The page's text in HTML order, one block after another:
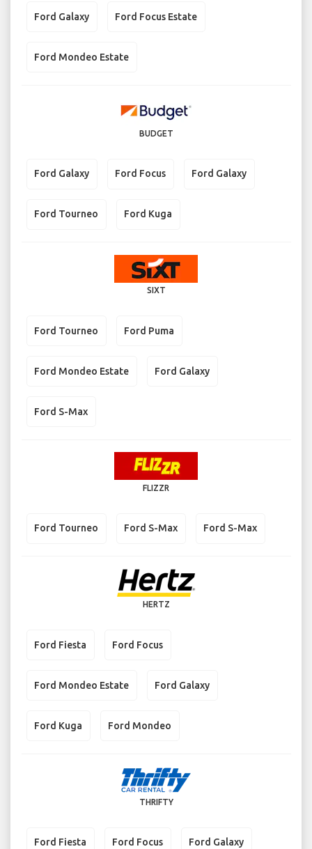
Ford Galaxy Ford Focus Estate
Ford Mondeo Estate
BUDGET
Ford Galaxy Ford Focus Ford Galaxy
Ford Tourneo Ford Kuga
SIXT
Ford Tourneo Ford Puma
Ford Mondeo Estate Ford Galaxy
Ford S-Max
FLIZZR
Ford Tourneo Ford S-Max Ford S-Max
HERTZ
Ford Fiesta Ford Focus
Ford Mondeo Estate Ford Galaxy
Ford Kuga Ford Mondeo
THRIFTY
Ford Fiesta Ford Focus Ford Galaxy